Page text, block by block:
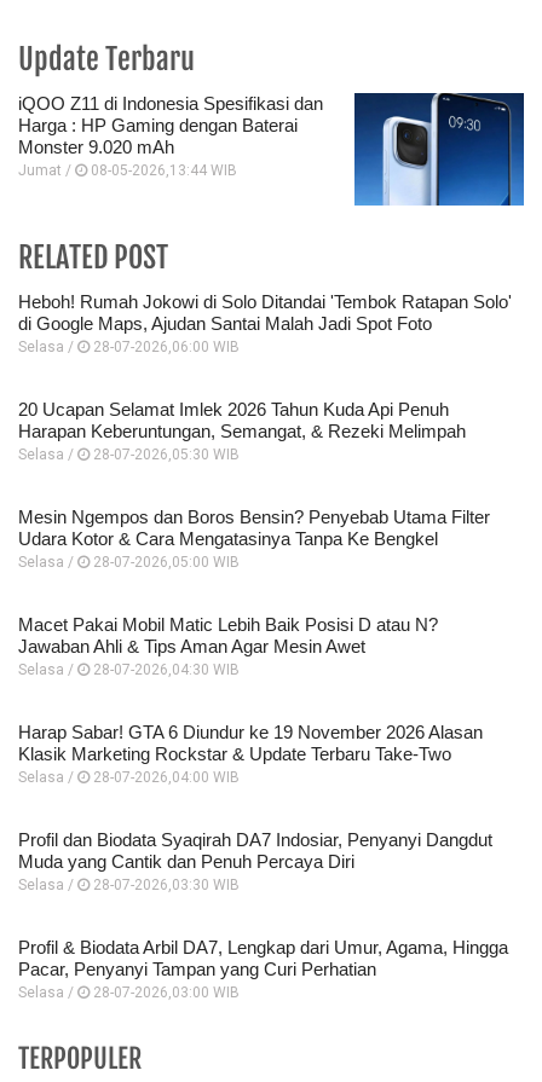
Update Terbaru
iQOO Z11 di Indonesia Spesifikasi dan
Harga : HP Gaming dengan Baterai
Monster 9.020 mAh
Jumat / 08-05-2026,13:44 WIB
RELATED POST
Heboh! Rumah Jokowi di Solo Ditandai 'Tembok Ratapan Solo'
di Google Maps, Ajudan Santai Malah Jadi Spot Foto
Selasa / 28-07-2026,06:00 WIB
20 Ucapan Selamat Imlek 2026 Tahun Kuda Api Penuh
Harapan Keberuntungan, Semangat, & Rezeki Melimpah
Selasa / 28-07-2026,05:30 WIB
Mesin Ngempos dan Boros Bensin? Penyebab Utama Filter
Udara Kotor & Cara Mengatasinya Tanpa Ke Bengkel
Selasa / 28-07-2026,05:00 WIB
Macet Pakai Mobil Matic Lebih Baik Posisi D atau N?
Jawaban Ahli & Tips Aman Agar Mesin Awet
Selasa / 28-07-2026,04:30 WIB
Harap Sabar! GTA 6 Diundur ke 19 November 2026 Alasan
Klasik Marketing Rockstar & Update Terbaru Take-Two
Selasa / 28-07-2026,04:00 WIB
Profil dan Biodata Syaqirah DA7 Indosiar, Penyanyi Dangdut
Muda yang Cantik dan Penuh Percaya Diri
Selasa / 28-07-2026,03:30 WIB
Profil & Biodata Arbil DA7, Lengkap dari Umur, Agama, Hingga
Pacar, Penyanyi Tampan yang Curi Perhatian
Selasa / 28-07-2026,03:00 WIB
TERPOPULER
Doa Sebelum Ujian TKA 2026 Agar